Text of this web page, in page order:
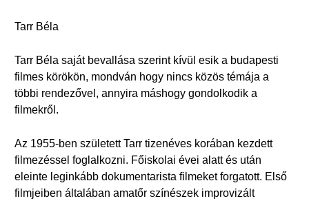
Tarr Béla
Tarr Béla saját bevallása szerint kívül esik a budapesti
filmes körökön, mondván hogy nincs közös témája a
többi rendezővel, annyira máshogy gondolkodik a
filmekről.
Az 1955-ben született Tarr tizenéves korában kezdett
filmezéssel foglalkozni. Főiskolai évei alatt és után
eleinte leginkább dokumentarista filmeket forgatott. Első
filmjeiben általában amatőr színészek improvizált